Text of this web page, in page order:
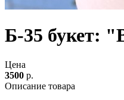
Б-35 букет:
Цена
3500 р.
Описание товара